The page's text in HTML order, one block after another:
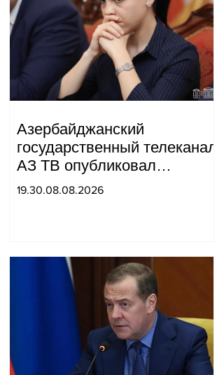
Азербайджанский
государственный телеканал
АЗ ТВ опубликовал
репортаж, в котором Сюник
19.30.08.08.2026